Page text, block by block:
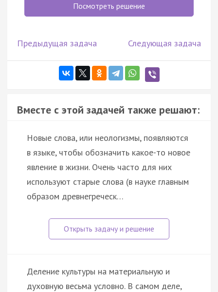
Посмотреть решение
Предыдущая задача Следующая задача
Вместе с этой задачей также решают:
Новые слова, или неологизмы, появляются
в языке, чтобы обозначить какое-то новое
явление в жизни. Очень часто для них
используют старые слова (в науке главным
образом древнегреческ…
Деление культуры на материальную и
духовную весьма условно. В самом деле,